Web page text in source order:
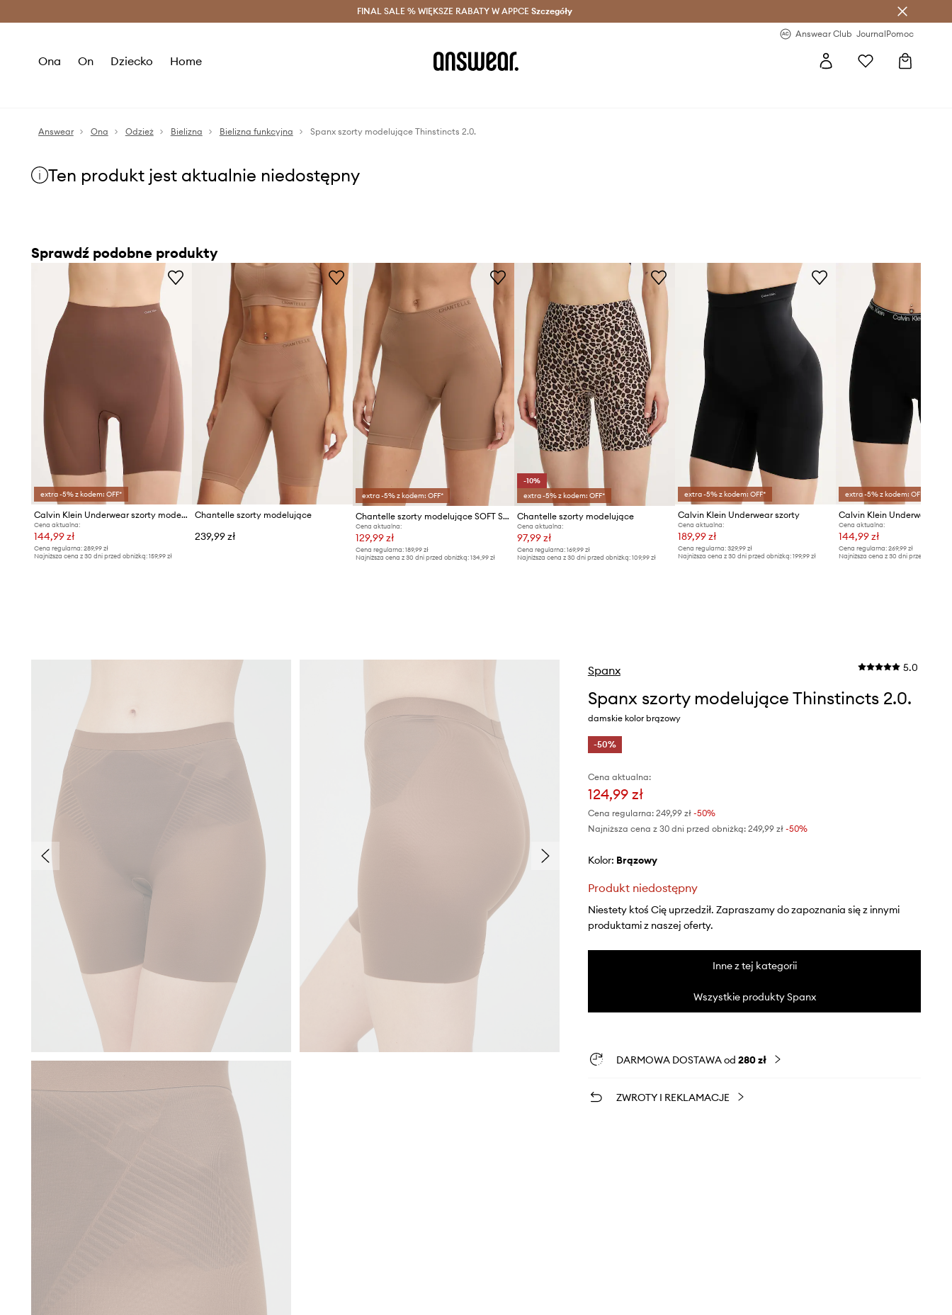
Oszczędzaj z Answear Club > Dostawa nawet w 24h >
FINAL SALE % WIĘKSZE RABATY W APPCE Szczegóły
Answear Club JournalPomoc
Ona On Dziecko Home
Answear Ona Odzież Bielizna Bielizna funkcyjna Spanx szorty modelujące Thinstincts 2.0.
Ten produkt jest aktualnie niedostępny
Sprawdź podobne produkty
extra -5% z kodem: OFF*
Calvin Klein Underwear szorty modelujące
Cena aktualna:
144,99 zł
Cena regularna: 289,99 zł
Najniższa cena z 30 dni przed obniżką: 159,99 zł
Chantelle szorty modelujące
239,99 zł
extra -5% z kodem: OFF*
Chantelle szorty modelujące SOFT STRETCH
Cena aktualna:
129,99 zł
Cena regularna: 189,99 zł
Najniższa cena z 30 dni przed obniżką: 134,99 zł
-10%
extra -5% z kodem: OFF*
Chantelle szorty modelujące
Cena aktualna:
97,99 zł
Cena regularna: 169,99 zł
Najniższa cena z 30 dni przed obniżką: 109,99 zł
extra -5% z kodem: OFF*
Calvin Klein Underwear szorty
Cena aktualna:
189,99 zł
Cena regularna:329,99 zł
Najniższa cena z 30 dni przed obniżką:199,99 zł
extra -5% z kodem: OFF*
Calvin Klein Underwear
Cena aktualna:
144,99 zł
Cena regularna: 269,99 zł
Najniższa cena z 30 dni przed obniżką:
Spanx 5.0
Spanx szorty modelujące Thinstincts 2.0.
damskie kolor brązowy
-50%
Cena aktualna:
124,99 zł
Cena regularna: 249,99 zł-50%
Najniższa cena z 30 dni przed obniżką: 249,99 zł -50%
Kolor: brązowy
Produkt niedostępny
Niestety ktoś Cię uprzedził. Zapraszamy do zapoznania się z innymi
produktami z naszej oferty.
Inne z tej kategorii
Wszystkie produkty Spanx
DARMOWA DOSTAWA od 280 zł
ZWROTY I REKLAMACJE